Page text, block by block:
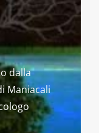
dalla
Maniacali